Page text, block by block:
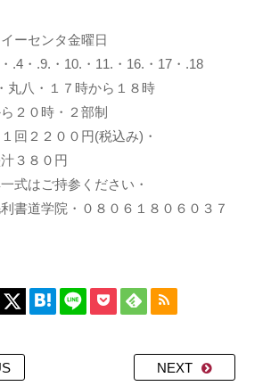
ーセンタ金曜日
.4・.9.・10.・11.・16.・17・.18
丸八・１７時から１８時
２０時・２部制
２００円(税込み)・
３８０円
式はご持参ください・
書道学院・０８０６１８０６０３７
NEXT